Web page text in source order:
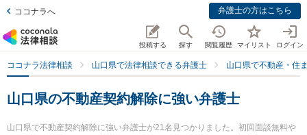
ココナラへ 弁護士の方はこちら
投稿する 探す 閲覧履歴 マイリスト ログイン
ココナラ法律相談 山口県で法律相談できる弁護士 山口県で不動産・住
山口県の不動産契約解除に強い弁護士
山口県で不動産契約解除に強い弁護士が21名見つかりました。初回面談無料や